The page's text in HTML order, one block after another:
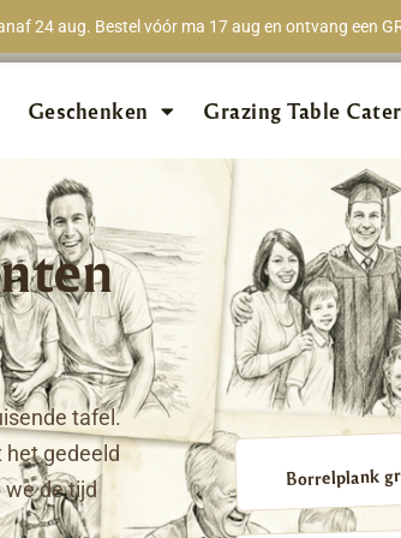
24 aug. Bestel vóór ma 17 aug en ontvang een
Geschenken Grazing Table
tafel.
gedeeld
we de tijd
Borrelplank